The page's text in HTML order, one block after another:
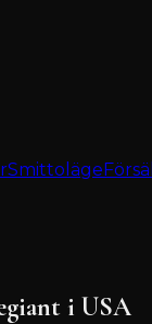
Smittoläge
i USA